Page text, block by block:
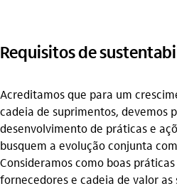
Requisitos de
Acreditamos que para um
cadeia de suprimentos, devemos
desenvolvimento de práticas e
busquem a evolução conjunta
Consideramos como boas
fornecedores e cadeia de valor as